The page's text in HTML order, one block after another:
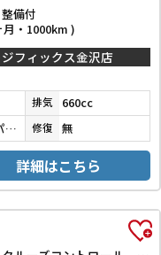
備付
・1000km )
フィックス金沢店
排気 660cc
Ｂグリーンパール／ＣブラックＰ 修復 無
詳細はこちら